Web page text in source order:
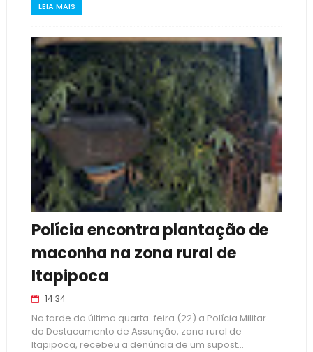
LEIA MAIS
Polícia encontra plantação de
maconha na zona rural de
Itapipoca
14:34
Na tarde da última quarta-feira (22) a Polícia Militar
do Destacamento de Assunção, zona rural de
Itapipoca, recebeu a denúncia de um supost...